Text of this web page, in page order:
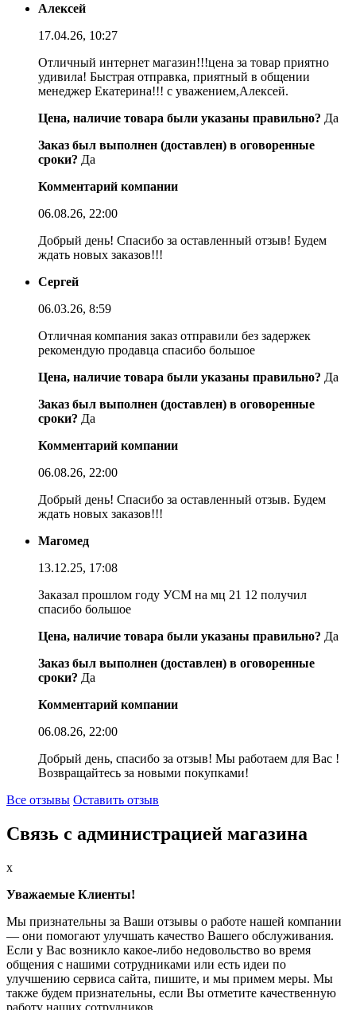
Алексей
17.04.26, 10:27
Отличный интернет магазин!!!цена за товар приятно
удивила! Быстрая отправка, приятный в общении
менеджер Екатерина!!! с уважением,Алексей.
Цена, наличие товара были указаны правильно? Да
Заказ был выполнен (доставлен) в оговоренные
сроки? Да
Комментарий компании
06.08.26, 22:00
Добрый день! Спасибо за оставленный отзыв! Будем
ждать новых заказов!!!
Сергей
06.03.26, 8:59
Отличная компания заказ отправили без задержек
рекомендую продавца спасибо большое
Цена, наличие товара были указаны правильно? Да
Заказ был выполнен (доставлен) в оговоренные
сроки? Да
Комментарий компании
06.08.26, 22:00
Добрый день! Спасибо за оставленный отзыв. Будем
ждать новых заказов!!!
Магомед
13.12.25, 17:08
Заказал прошлом году УСМ на мц 21 12 получил
спасибо большое
Цена, наличие товара были указаны правильно? Да
Заказ был выполнен (доставлен) в оговоренные
сроки? Да
Комментарий компании
06.08.26, 22:00
Добрый день, спасибо за отзыв! Мы работаем для Вас !
Возвращайтесь за новыми покупками!
Все отзывы Оставить отзыв
Связь с администрацией магазина
x
Уважаемые Клиенты!
Мы признательны за Ваши отзывы о работе нашей компании
— они помогают улучшать качество Вашего обслуживания.
Если у Вас возникло какое-либо недовольство во время
общения с нашими сотрудниками или есть идеи по
улучшению сервиса сайта, пишите, и мы примем меры. Мы
также будем признательны, если Вы отметите качественную
работу наших сотрудников.